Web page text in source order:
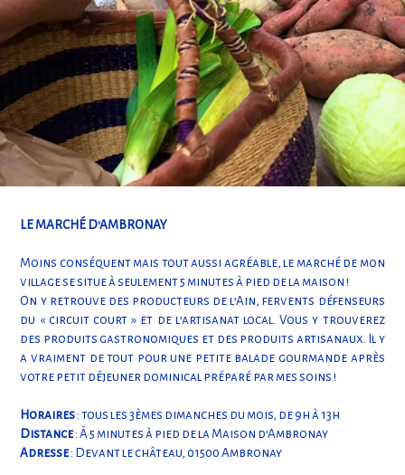
LE MARCHÉ D'AMBRONAY
Moins conséquent mais tout aussi agréable, le marché de mon
village se situe à seulement 5 minutes à pied de la maison !
On y retrouve des producteurs de l’Ain, fervents défenseurs
du « circuit court » et de l’artisanat local. Vous y trouverez
des produits gastronomiques et des produits artisanaux. Il y
a vraiment de tout pour une petite balade gourmande après
votre petit déjeuner dominical préparé par mes soins !
Horaires : tous les 3èmes dimanches du mois, de 9h à 13h
Distance: À 5 minutes à pied de la Maison d’Ambronay
Adresse: Devant le château, 01500 Ambronay